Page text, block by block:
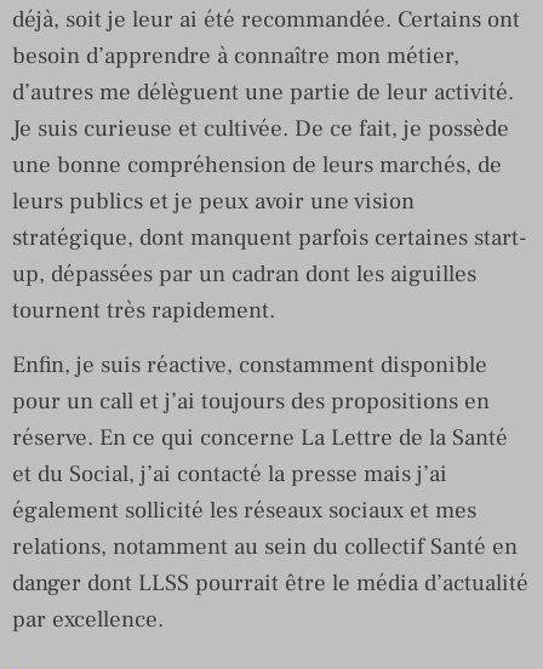
déjà, soit je leur ai été recommandée. Certains ont
besoin d’apprendre à connaître mon métier,
d’autres me délèguent une partie de leur activité.
Je suis curieuse et cultivée. De ce fait, je possède
une bonne compréhension de leurs marchés, de
leurs publics et je peux avoir une vision
stratégique, dont manquent parfois certaines start-
up, dépassées par un cadran dont les aiguilles
tournent très rapidement.
Enfin, je suis réactive, constamment disponible
pour un call et j’ai toujours des propositions en
réserve. En ce qui concerne La Lettre de la Santé
et du Social, j’ai contacté la presse mais j’ai
également sollicité les réseaux sociaux et mes
relations, notamment au sein du collectif Santé en
danger dont LLSS pourrait être le média d’actualité
par excellence.